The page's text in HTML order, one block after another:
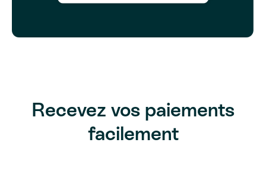
Recevez vos paiements
facilement